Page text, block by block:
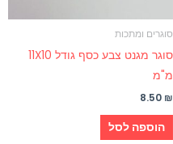
סוגרים ומתכות
סוגר מגנט צבע כסף גודל 11X10
מ"מ
8.50 ₪
הוספה לסל